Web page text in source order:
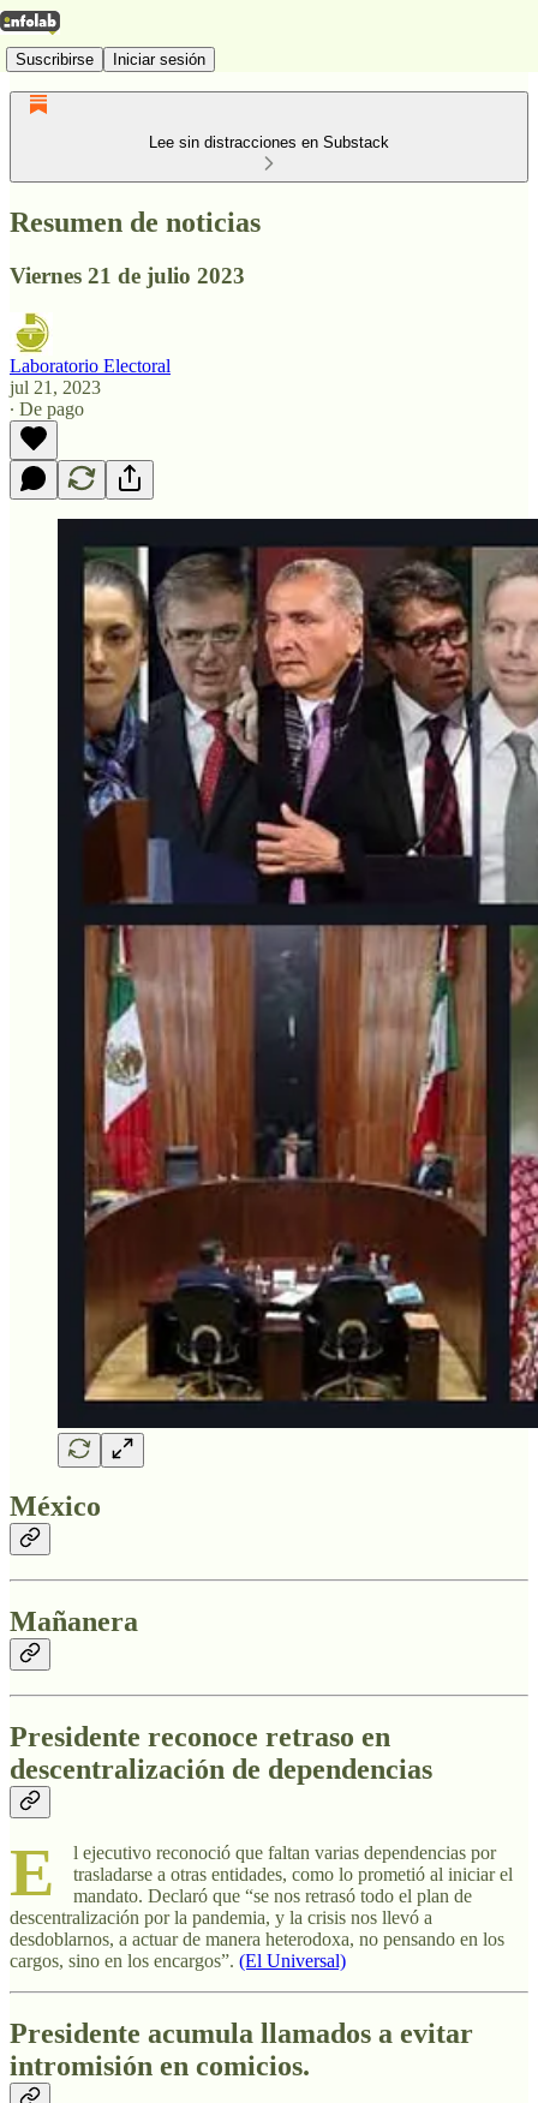
Suscribirse Iniciar sesión
Lee sin distracciones en Substack
Resumen de noticias
Viernes 21 de julio 2023
Laboratorio Electoral
jul 21, 2023
∙ De pago
México
Mañanera
Presidente reconoce retraso en
descentralización de dependencias
E
l ejecutivo reconoció que faltan varias dependencias por
trasladarse a otras entidades, como lo prometió al iniciar el
mandato. Declaró que “se nos retrasó todo el plan de
descentralización por la pandemia, y la crisis nos llevó a
desdoblarnos, a actuar de manera heterodoxa, no pensando en los
cargos, sino en los encargos”. (El Universal)
Presidente acumula llamados a evitar
intromisión en comicios.